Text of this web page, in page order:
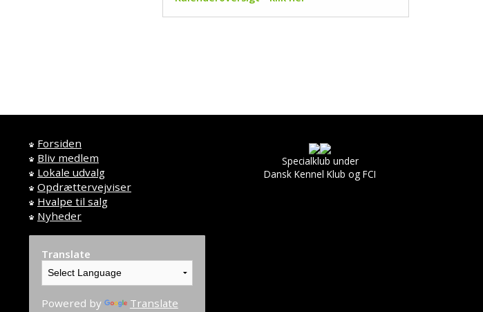
Forsiden
Bliv medlem
Lokale udvalg
Opdrættervejviser
Hvalpe til salg
Nyheder
Translate
Powered by Translate
Specialklub under
Dansk Kennel Klub og FCI